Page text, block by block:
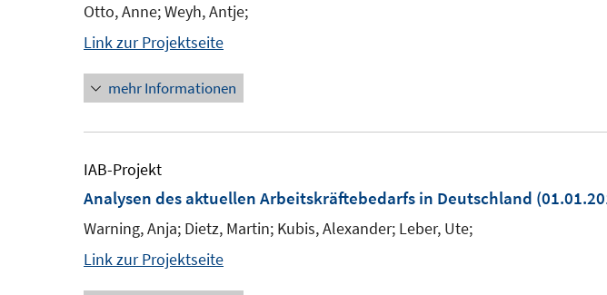
Otto, Anne; Weyh, Antje;
Link zur Projektseite
mehr Informationen
IAB-Projekt
Analysen des aktuellen Arbeitskräftebedarfs in Deutschland
Warning, Anja; Dietz, Martin; Kubis, Alexander; Leber, Ute;
Link zur Projektseite